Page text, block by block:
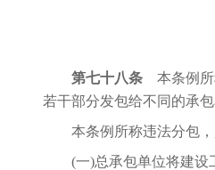
第七十八条 本条例所
若干部分发包给不同的承
本条例所称违法分包，
(一)总承包单位将建设